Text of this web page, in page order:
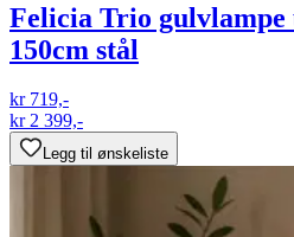
Felicia Trio
150cm stål
kr 719,-
kr 2 399,-
Legg til ønskeliste